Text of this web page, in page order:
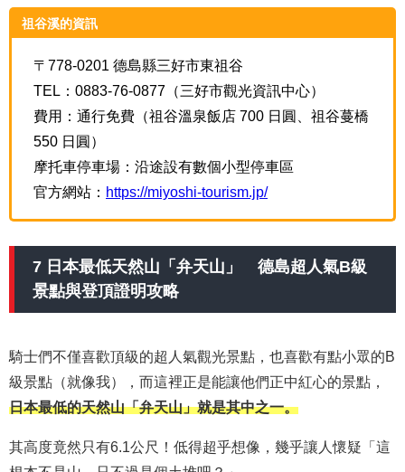
祖谷溪的資訊
〒778-0201 德島縣三好市東祖谷
TEL：0883-76-0877（三好市觀光資訊中心）
費用：通行免費（祖谷溫泉飯店 700 日圓、祖谷蔓橋
550 日圓）
摩托車停車場：沿途設有數個小型停車區
官方網站： https://miyoshi-tourism.jp/
7 日本最低天然山「弁天山」 德島超人氣B級
景點與登頂證明攻略
騎士們不僅喜歡頂級的超人氣觀光景點，也喜歡有點小眾的B
級景點（就像我），而這裡正是能讓他們正中紅心的景點，
日本最低的天然山「弁天山」就是其中之一。
其高度竟然只有6.1公尺！低得超乎想像，幾乎讓人懷疑「這